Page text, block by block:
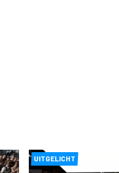
UITGELICHT